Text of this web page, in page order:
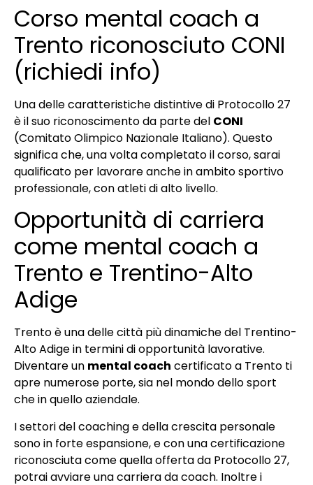
Corso mental coach a
Trento riconosciuto CONI
(richiedi info)
Una delle caratteristiche distintive di Protocollo 27
è il suo riconoscimento da parte del CONI
(Comitato Olimpico Nazionale Italiano). Questo
significa che, una volta completato il corso, sarai
qualificato per lavorare anche in ambito sportivo
professionale, con atleti di alto livello.
Opportunità di carriera
come mental coach a
Trento e Trentino-Alto
Adige
Trento è una delle città più dinamiche del Trentino-
Alto Adige in termini di opportunità lavorative.
Diventare un mental coach certificato a Trento ti
apre numerose porte, sia nel mondo dello sport
che in quello aziendale.
I settori del coaching e della crescita personale
sono in forte espansione, e con una certificazione
riconosciuta come quella offerta da Protocollo 27,
potrai avviare una carriera da coach. Inoltre i